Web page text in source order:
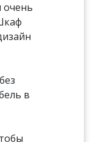
очень
в